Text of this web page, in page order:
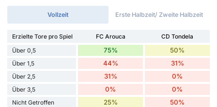
Vollzeit Erste Halbzeit/ Zweite Halbzeit
Erzielte Tore pro Spiel FC Arouca
CD Tondela
Über 0,5
75% 50%
Über 1,5 44% 31%
Über 2,5 31% 0%
Über 3,5 0% 0%
Nicht Getroffen 25% 50%